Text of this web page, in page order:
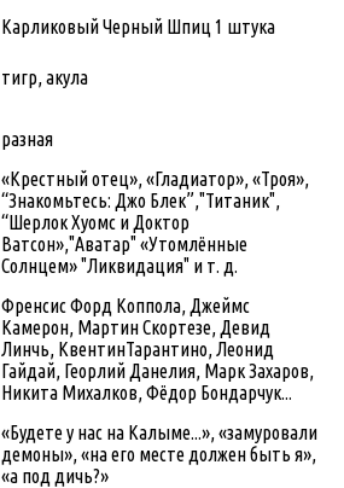
Карликовый Черный Шпиц 1 штука
тигр, акула
разная
«Крестный отец», «Гладиатор», «Троя»,
“Знакомьтесь: Джо Блек”,"Титаник",
“Шерлок Хуомс и Доктор
Ватсон»,"Аватар" «Утомлённые
Солнцем» "Ликвидация" и т. д.
Френсис Форд Коппола, Джеймс
Камерон, Мартин Скортезе, Девид
Линчь, КвентинТарантино, Леонид
Гайдай, Георлий Данелия, Марк Захаров,
Никита Михалков, Фёдор Бондарчук...
«Будете у нас на Калыме...», «замуровали
демоны», «на его месте должен быть я»,
«а под дичь?»